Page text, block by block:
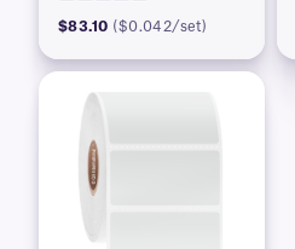
$83.10 ($0.042/set)